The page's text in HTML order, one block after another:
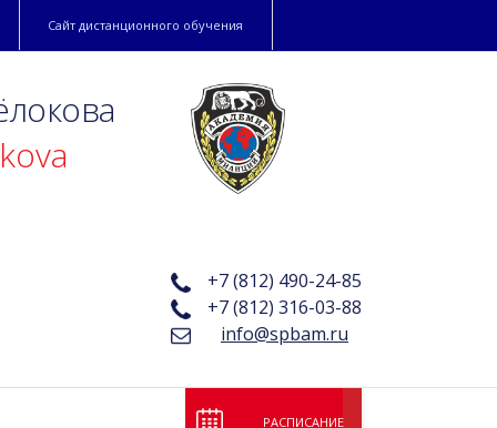
Сайт дистанционного обучения
+7 (812) 490-24-85
+7 (812) 316-03-88
info@spbam.ru
РАСПИСАНИЕ